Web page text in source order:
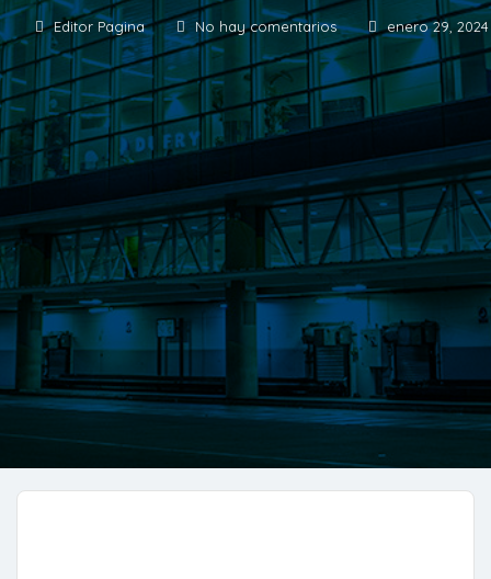
Editor Pagina No hay comentarios enero 29, 2024